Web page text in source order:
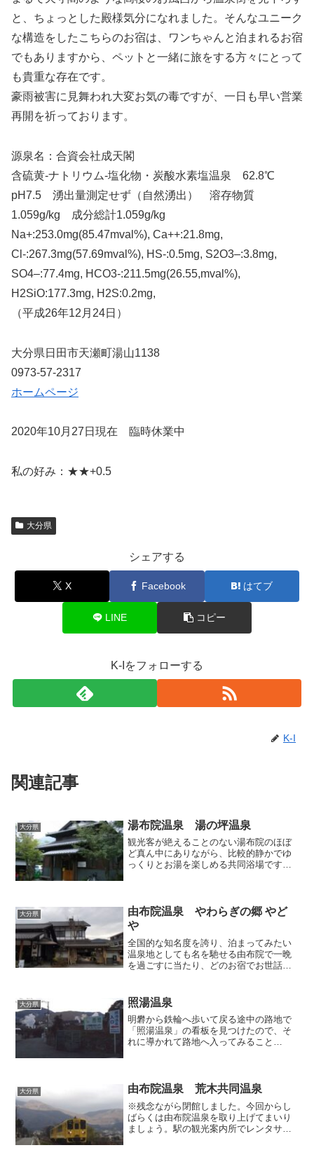
と、ちょっとした殿様気分になれました。そんなユニーク
な構造をしたこちらのお宿は、ワンちゃんと泊まれるお宿
でもありますから、ペットと一緒に旅をする方々にとって
も貴重な存在です。
豪雨被害に見舞われ大変お気の毒ですが、一日も早い営業
再開を祈っております。
源泉名：合資会社成天閣
含硫黄-ナトリウム-塩化物・炭酸水素塩温泉 62.8℃
pH7.5 湧出量測定せず（自然湧出） 溶存物質
1.059g/kg 成分総計1.059g/kg
Na+:253.0mg(85.47mval%), Ca++:21.8mg,
Cl-:267.3mg(57.69mval%), HS-:0.5mg, S2O3–:3.8mg,
SO4–:77.4mg, HCO3-:211.5mg(26.55,mval%),
H2SiO:177.3mg, H2S:0.2mg,
（平成26年12月24日）
大分県日田市天瀬町湯山1138
0973-57-2317
ホームページ
2020年10月27日現在 臨時休業中
私の好み：★★+0.5
大分県
シェアする
X Facebook はてブ
LINE コピー
K-Iをフォローする
K-I
関連記事
大分県 湯布院温泉 湯の坪温泉
観光客が絶えることのない湯布院のほぼ
ど真ん中にありながら、比較的静かでゆ
っくりとお湯を楽しめる共同浴場です。
ですが、建物自体はまだ新...
大分県
由布院温泉 やわらぎの郷 やど
や
全国的な知名度を誇り、泊まってみたい
温泉地としても名を馳せる由布院で一晩
を過ごすに当たり、どのお宿でお世話に
いのですが、女性受けを狙ったコンセプ
トだったり敷居の高そうだ...
大分県 照湯温泉
明礬から鉄輪へ歩いて戻る途中の路地で
「照湯温泉」の看板を見つけたので、そ
れに導かれて路地へ入ってみること
ます。また、暗い画像でわかり...
大分県 由布院温泉 荒木共同温泉
※残念ながら閉館しました。今回からし
ばらくは由布院温泉を取り上げてまいり
ましょう。駅の観光案内所でレンタサイ